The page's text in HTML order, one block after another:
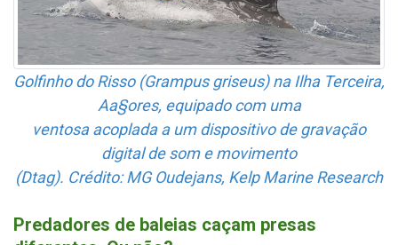
Golfinho do Risso (Grampus griseus) na Ilha Terceira,
Aa§ores, equipado com uma
ventosa acoplada a um dispositivo de gravação
digital de som e movimento
(Dtag). Crédito: MG Oudejans, Kelp Marine Research
Predadores de baleias caçam presas